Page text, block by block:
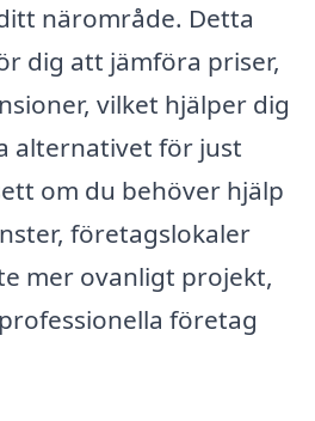
närområde. Detta
dig att jämföra priser,
vilket hjälper dig
alternativet för just
om du behöver hjälp
företagslokaler
mer ovanligt projekt,
företag